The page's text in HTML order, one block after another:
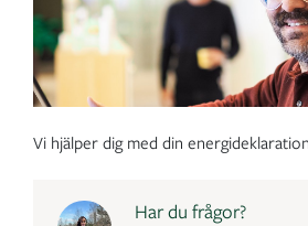
Vi hjälper dig med din
Har du frågor?